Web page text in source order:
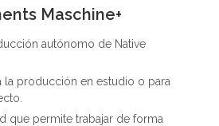
Maschine+
autónomo de Native
la producción en estudio o para
que permite trabajar de forma